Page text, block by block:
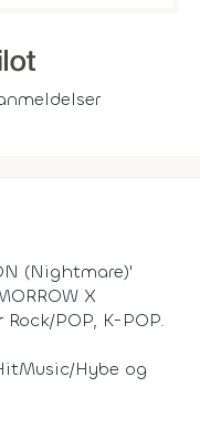
(Nightmare)'
X
POP, K-POP.
Hybe og